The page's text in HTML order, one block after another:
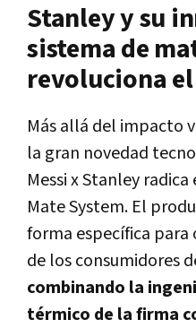
Stanley y su
sistema de
revoluciona
Más allá del impacto
la gran novedad
Messi x Stanley
Mate System. El
forma específica
de los consumidores
combinando la
térmico de la firma